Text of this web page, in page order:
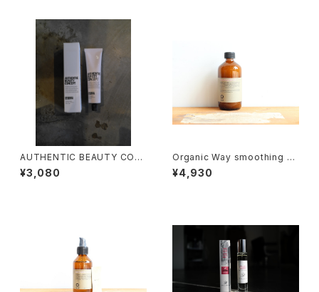
AUTHENTIC BEAUTY CON
CEPT Hand&Hair Light Cre
am
¥3,080
Organic Way smoothing ha
ir bath[まとまりにくい髪質の方
へ]
¥4,930